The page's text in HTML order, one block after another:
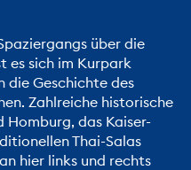
über die
es sich im Kurpark
die Geschichte des
Zahlreiche historische
Homburg, das Kaiser-
Thai-Salas
hier links und rechts